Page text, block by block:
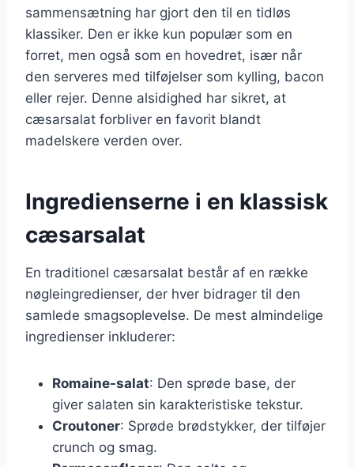
sammensætning har gjort den til en tidløs
klassiker. Den er ikke kun populær som en
forret, men også som en hovedret, især når
den serveres med tilføjelser som kylling, bacon
eller rejer. Denne alsidighed har sikret, at
cæsarsalat forbliver en favorit blandt
madelskere verden over.
Ingredienserne i en klassisk
cæsarsalat
En traditionel cæsarsalat består af en række
nøgleingredienser, der hver bidrager til den
samlede smagsoplevelse. De mest almindelige
ingredienser inkluderer:
Romaine-salat: Den sprøde base, der
giver salaten sin karakteristiske tekstur.
Croutoner: Sprøde brødstykker, der tilføjer
crunch og smag.